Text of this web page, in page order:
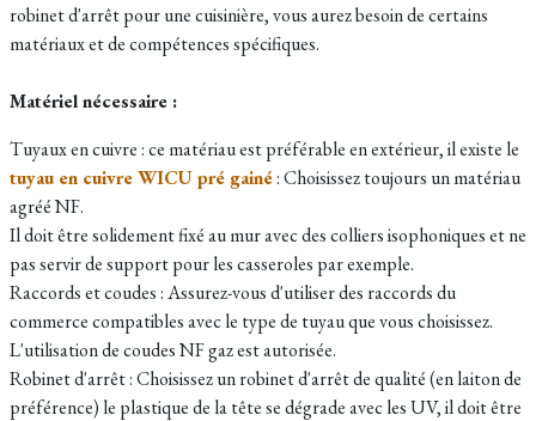
robinet d'arrêt pour une cuisinière, vous aurez besoin de certains
matériaux et de compétences spécifiques.
Matériel nécessaire :
Tuyaux en cuivre : ce matériau est préférable en extérieur, il existe le
tuyau en cuivre WICU pré gainé: Choisissez toujours un matériau
agréé NF.
Il doit être solidement fixé au mur avec des colliers isophoniques et ne
pas servir de support pour les casseroles par exemple.
Raccords et coudes : Assurez-vous d'utiliser des raccords du
commerce compatibles avec le type de tuyau que vous choisissez.
L'utilisation de coudes NF gaz est autorisée.
Robinet d'arrêt : Choisissez un robinet d'arrêt de qualité (en laiton de
préférence) le plastique de la tête se dégrade avec les UV, il doit être